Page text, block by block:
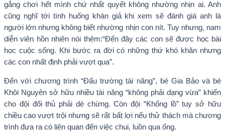
gắng chơi hết mình chứ nhất quyết không nhường nhịn ai. Anh
cũng nghĩ tới tình huống khán giả khi xem sẽ đánh giá anh là
người lớn nhưng không biết nhường nhịn con nít. Tuy nhưng, nam
diễn viên hồn nhiên nói thêm:“Đến đây các con sẽ được học bài
học cuộc sống. Khi bước ra đời có những thứ khó khăn nhưng
các con nhất định phải vượt qua”.
Đến với chương trình “Đấu trường tài năng”, bé Gia Bảo và bé
Khôi Nguyên sở hữu nhiều tài năng “không phải dạng vừa” khiến
cho đội đối thủ phải dè chừng. Còn đội “Khổng lồ” tuy sở hữu
chiều cao vượt trội nhưng sẽ rất bất lợi nếu thử thách mà chương
trình đưa ra có liên quan đến việc chui, luồn qua ống.